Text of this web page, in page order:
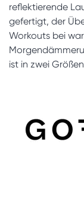
reflektierende
gefertigt, der
Workouts bei
ist in zwei